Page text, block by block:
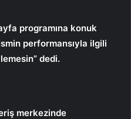
programına konuk
performansıyla ilgili
dedi.
merkezinde